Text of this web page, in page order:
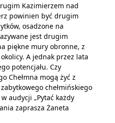
Kazimierzem nad
powinien być drugim
osadzone na
jest drugim
piękne mury obronne, z
A jednak przez lata
potencjału. Czy
Chełmna mogą żyć z
chełmińskiego
audycji „Pytać każdy
zaprasza Żaneta